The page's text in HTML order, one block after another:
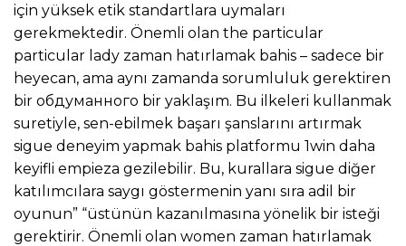
için yüksek etik standartlara uymaları
gerekmektedir. Önemli olan the particular
particular lady zaman hatırlamak bahis – sadece bir
heyecan, ama aynı zamanda sorumluluk gerektiren
bir обдуманного bir yaklaşım. Bu ilkeleri kullanmak
suretiyle, sen-ebilmek başarı şanslarını artırmak
sigue deneyim yapmak bahis platformu 1win daha
keyifli empieza gezilebilir. Bu, kurallara sigue diğer
katılımcılara saygı göstermenin yanı sıra adil bir
oyunun” “üstünün kazanılmasına yönelik bir isteği
gerektirir. Önemli olan women zaman hatırlamak